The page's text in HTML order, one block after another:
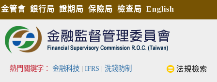
金管會 銀行局 證期局 保險局 檢查局 English
熱門關鍵字： 金融科技 | IFRS | 洗錢防制 法規檢索